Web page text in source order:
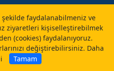
faydalanabilmeniz ve
ziyaretleri kişiselleştirebilmek
(cookies) faydalanıyoruz.
değiştirebilirsiniz. Daha
Tamam